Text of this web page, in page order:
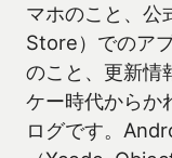
マホのこと、
Store）でのア
のこと、更新情
ケー時代からか
ログです。